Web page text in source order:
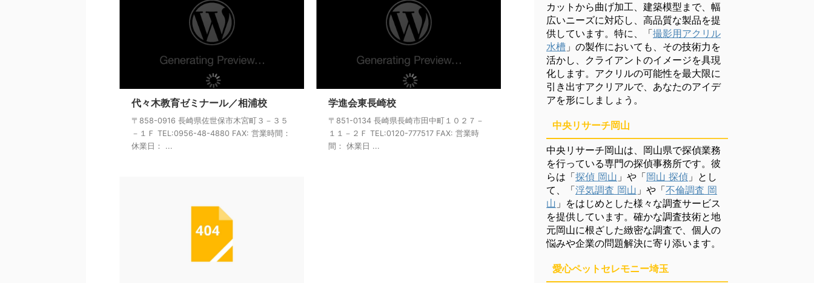
代々木教育ゼミナール／相浦校
〒858-0916 長崎県佐世保市木宮町３－３５
－１Ｆ TEL:0956-48-4880 FAX: 営業時間：
休業日： ...
学進会東長崎校
〒851-0134 長崎県長崎市田中町１０２７－
１１－２Ｆ TEL:0120-777517 FAX: 営業時
間： 休業日 ...
カットから曲げ加工、建築模型まで、幅
広いニーズに対応し、高品質な製品を提
供しています。特に、「撮影用アクリル
水槽 」の製作においても、その技術力を
活かし、クライアントのイメージを具現
化します。アクリルの可能性を最大限に
引き出すアクリアルで、あなたのアイデ
アを形にしましょう。
中央リサーチ岡山
中央リサーチ岡山は、岡山県で探偵業務
を行っている専門の探偵事務所です。彼
らは「探偵 岡山 」や「岡山 探偵 」とし
て、「浮気調査 岡山 」や「不倫調査 岡
山 」をはじめとした様々な調査サービス
を提供しています。確かな調査技術と地
元岡山に根ざした緻密な調査で、個人の
悩みや企業の問題解決に寄り添います。
愛心ペットセレモニー埼玉